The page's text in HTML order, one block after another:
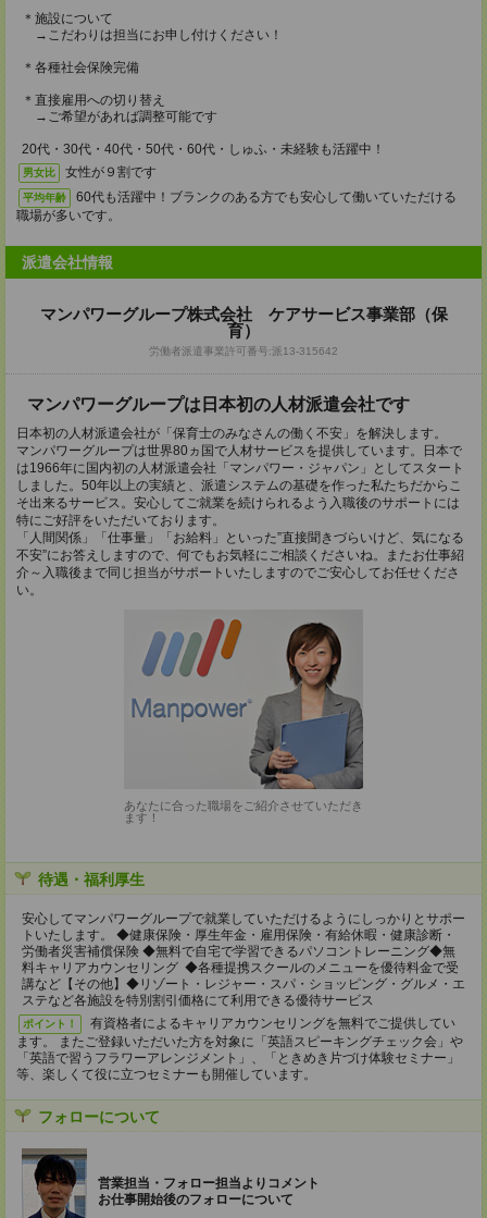
＊施設について
→こだわりは担当にお申し付けください！
＊各種社会保険完備
＊直接雇用への切り替え
→ご希望があれば調整可能です
20代・30代・40代・50代・60代・しゅふ・未経験も活躍中！
男女比 女性が９割です
平均年齢
60代も活躍中！ブランクのある方でも安心して働いていただける
職場が多いです。
派遣会社情報
マンパワーグループ株式会社 ケアサービス事業部（保
育）
労働者派遣事業許可番号:派13-315642
マンパワーグループは日本初の人材派遣会社です
日本初の人材派遣会社が「保育士のみなさんの働く不安」を解決します。
マンパワーグループは世界80ヵ国で人材サービスを提供しています。日本で
は1966年に国内初の人材派遣会社「マンパワー・ジャパン」としてスタート
しました。50年以上の実績と、派遣システムの基礎を作った私たちだからこ
そ出来るサービス。安心してご就業を続けられるよう入職後のサポートには
特にご好評をいただいております。
「人間関係」「仕事量」「お給料」といった”直接聞きづらいけど、気になる
不安”にお答えしますので、何でもお気軽にご相談くださいね。またお仕事紹
介～入職後まで同じ担当がサポートいたしますのでご安心してお任せくださ
い。
あなたに合った職場をご紹介させていただき
ます！
待遇・福利厚生
安心してマンパワーグループで就業していただけるようにしっかりとサポー
トいたします。 ◆健康保険・厚生年金・雇用保険・有給休暇・健康診断・
労働者災害補償保険 ◆無料で自宅で学習できるパソコントレーニング◆無
料キャリアカウンセリング ◆各種提携スクールのメニューを優待料金で受
講など【その他】◆リゾート・レジャー・スパ・ショッピング・グルメ・エ
ステなど各施設を特別割引価格にて利用できる優待サービス
ポイント！
有資格者によるキャリアカウンセリングを無料でご提供してい
ます。 またご登録いただいた方を対象に「英語スピーキングチェック会」や
「英語で習うフラワーアレンジメント」、「ときめき片づけ体験セミナー」
等、楽しくて役に立つセミナーも開催しています。
フォローについて
営業担当・フォロー担当よりコメント
お仕事開始後のフォローについて